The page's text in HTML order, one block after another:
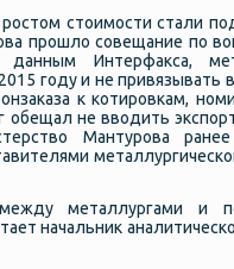
стоимости стали
прошло совещание по
Интерфакса,
году и не
к котировкам,
обещал не вводить
Мантурова
металлургами и
начальник